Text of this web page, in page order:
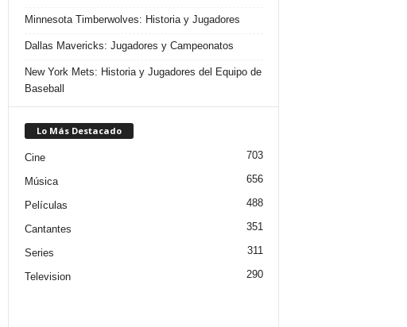
Minnesota Timberwolves: Historia y Jugadores
Dallas Mavericks: Jugadores y Campeonatos
New York Mets: Historia y Jugadores del Equipo de
Baseball
Lo Más Destacado
Cine 703
Música 656
Películas 488
Cantantes 351
Series 311
Television 290